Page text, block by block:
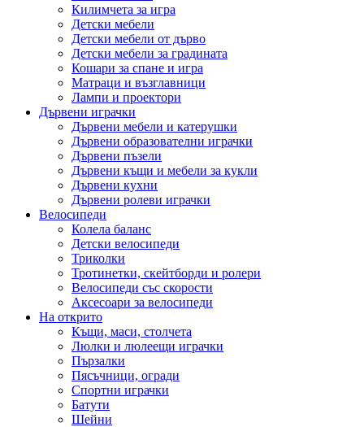
Килимчета за игра
Детски мебели
Детски мебели от дърво
Детски мебели за градината
Кошари за спане и игра
Матраци и възглавници
Лампи и проектори
Дървени играчки
Дървени мебели и катерушки
Дървени образователни играчки
Дървени пъзели
Дървени къщи и мебели за кукли
Дървени кухни
Дървени ролеви играчки
Велосипеди
Колела баланс
Детски велосипеди
Триколки
Тротинетки, скейтборди и ролери
Велосипеди със скорости
Аксесоари за велосипеди
На открито
Къщи, маси, столчета
Люлки и люлеещи играчки
Пързалки
Пясъчници, огради
Спортни играчки
Батути
Шейни